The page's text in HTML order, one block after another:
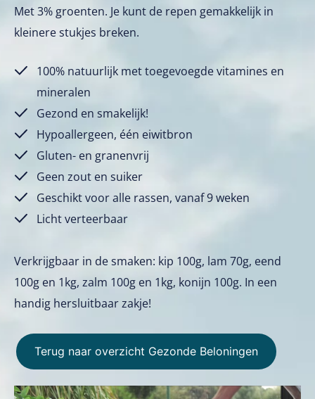
Met 3% groenten. Je kunt de repen gemakkelijk in
kleinere stukjes breken.
100% natuurlijk met toegevoegde vitamines en
mineralen
Gezond en smakelijk!
Hypoallergeen, één eiwitbron
Gluten- en granenvrij
Geen zout en suiker
Geschikt voor alle rassen, vanaf 9 weken
Licht verteerbaar
Verkrijgbaar in de smaken: kip 100g, lam 70g, eend
100g en 1kg, zalm 100g en 1kg, konijn 100g. In een
handig hersluitbaar zakje!
Terug naar overzicht Gezonde Beloningen